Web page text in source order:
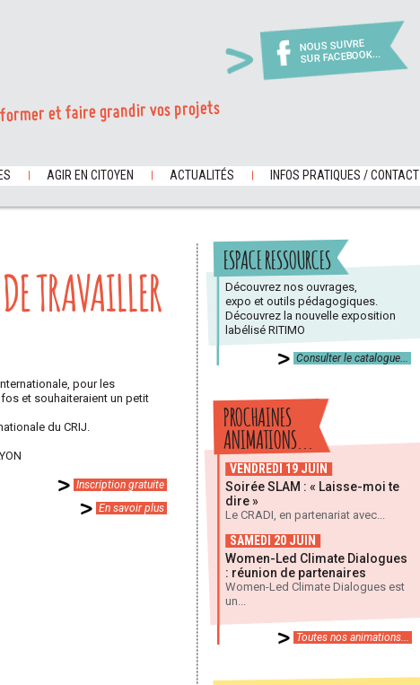
NOUS SUIVRE
SUR FACEBOOK...
et faire grandir vos projets
AGIR EN CITOYEN ACTUALITÉS INFOS PRATIQUES / CONTACT
TRAVAILLER
pour les
et souhaiteraient un petit
du CRIJ.
Inscription gratuite
En savoir plus
ESPACE RESSOURCES
Découvrez nos ouvrages,
expo et outils pédagogiques.
Découvrez la nouvelle exposition
labélisé RITIMO
Consulter le catalogue...
PROCHAINES
ANIMATIONS...
VENDREDI 19 JUIN
Soirée SLAM : « Laisse-moi te
dire »
Le CRADI, en partenariat avec...
SAMEDI 20 JUIN
Women-Led Climate Dialogues
: réunion de partenaires
Women-Led Climate Dialogues est
un...
Toutes nos animations...